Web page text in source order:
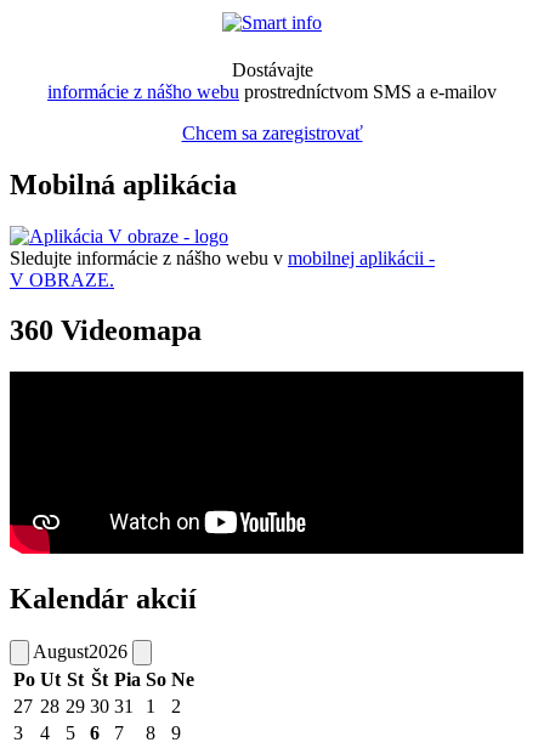
Dostávajte
informácie z nášho webu prostredníctvom SMS a e-mailov
Chcem sa zaregistrovať
Mobilná aplikácia
Sledujte informácie z nášho webu v mobilnej aplikácii -
V OBRAZE.
360 Videomapa
Kalendár akcií
August2026
Po Ut St Št Pia So Ne
27 28 29 30 31 1
2
3
4 5 6 7 8
9